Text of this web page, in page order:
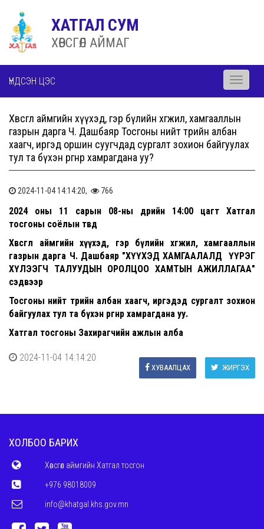
ХАТГАЛ СУМ
ХӨВСГӨЛ АЙМАГ
ҮНДСЭН ЦЭС
Toggle
Хөвсгөл аймгийн хүүхэд, гэр бүлийн хөгжил, хамгааллын
газрын дарга Ч. Дашбаяр Тосгоны нийт төрийн албан
хаагч, иргэд оршин суугчдад сургалт зохион байгуулах
тул та бүхэн өргөнөөр хамрагдана уу?
2024-11-04 14:14:20, 766
2024 оны 11 сарын 08-ны өдрийн 14:00 цагт Хатгал
тосгоны соёлын төвд
Хөвсгөл аймгийн хүүхэд, гэр бүлийн хөгжил, хамгааллын
газрын дарга Ч. Дашбаяр "ХҮҮХЭД ХАМГААЛАЛД ҮҮРЭГ
ХҮЛЭЭГЧ ТАЛУУДЫН ОРОЛЦОО ХАМТЫН АЖИЛЛАГАА"
сэдвээр
Тосгоны нийт төрийн албан хаагч, иргэдэд сургалт зохион
байгуулах тул та бүхэн өргөнөөр хамрагдана уу.
Хатгал тосгоны Захирагчийн ажлын алба
2024-11-04 14:14:20
ЖИРГЭХ
ХУВААЛЦАХ
ХОЛБОО БАРИХ
Хөвсгөл аймгийн Хатгал тосгон
+976 98018009
info@khatgal.khs.gov.mn